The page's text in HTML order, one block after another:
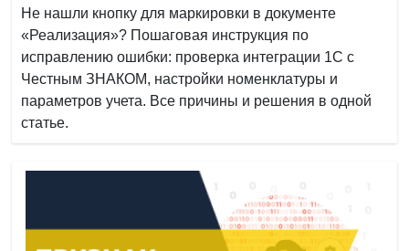
Не нашли кнопку для маркировки в документе
«Реализация»? Пошаговая инструкция по
исправлению ошибки: проверка интеграции 1С с
Честным ЗНАКОМ, настройки номенклатуры и
параметров учета. Все причины и решения в одной
статье.